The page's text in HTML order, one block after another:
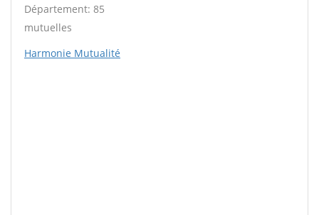
Département: 85
mutuelles
Harmonie Mutualité